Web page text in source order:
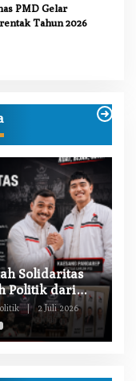
PMD Gelar
Tahun 2026
Solidaritas
Politik dari
| 2 Juli 2026